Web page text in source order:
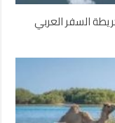
السفر العربي